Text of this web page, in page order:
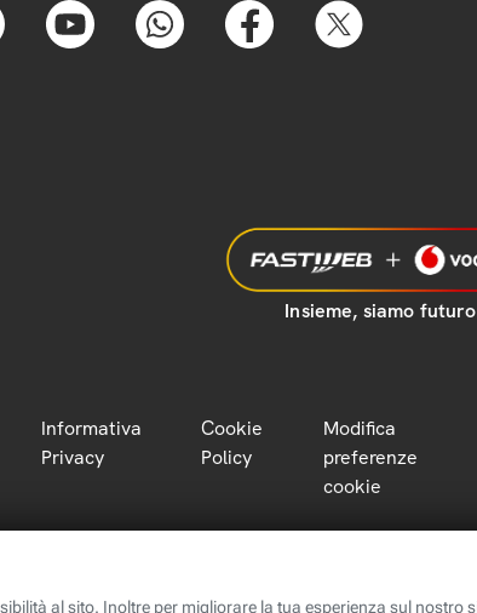
Insieme, siamo futuro
Informativa
Privacy
Cookie
Policy
Modifica
preferenze
cookie